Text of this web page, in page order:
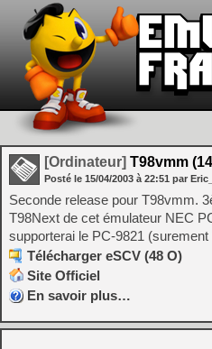
[Ordinateur] T98vmm
Posté le 15/04/2003 à 22:51 par
Seconde release pour T98vmm.
T98Next de cet émulateur NEC
supporterai le PC-9821
Télécharger eSCV (48 O)
Site Officiel
En savoir plus…